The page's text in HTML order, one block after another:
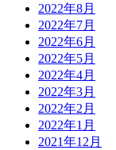
2022年8月
2022年7月
2022年6月
2022年5月
2022年4月
2022年3月
2022年2月
2022年1月
2021年12月